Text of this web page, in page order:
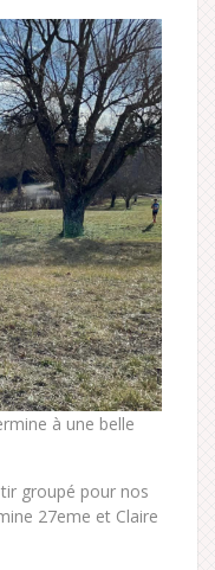
à une belle
groupé pour nos
27eme et Claire